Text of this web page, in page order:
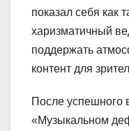
показал себя как
харизматичный
поддержать
контент для
После успешного
«Музыкальном